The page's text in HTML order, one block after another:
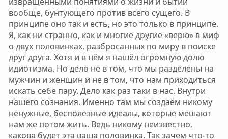
вообще, бунтующего против всего сущего. В
принципе оно так и есть, но это только в принципе.
Я, как ни странно, как и многие другие «верю» в миф
о двух половинках, разбросанных по миру в поиске
друг друга. Хотя и в нём я нашёл огромную долю
идиотизма. Но дело не в том, что мы разделены на
мужчин и женщин и не в том, что нам приходиться
искать себе пару. Дело как раз таки в нас. Внутри
нашего сознания. Именно там мы создаём никому
ненужные, бесполезные идеалы, которые мешают
нам же потом жить. Ведь никому неизвестно,
какова будет эта ваша половинка. Так зачем что-то